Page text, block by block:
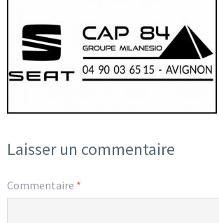
Laisser un commentaire
Commentaire *